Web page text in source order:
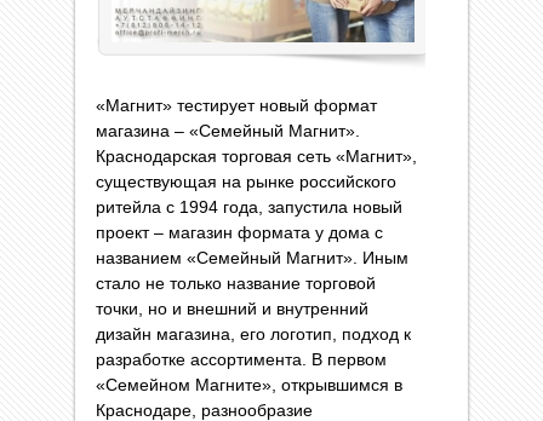
«Магнит» тестирует новый формат
магазина – «Семейный Магнит».
Краснодарская торговая сеть «Магнит»,
существующая на рынке российского
ритейла с 1994 года, запустила новый
проект – магазин формата у дома с
названием «Семейный Магнит». Иным
стало не только название торговой
точки, но и внешний и внутренний
дизайн магазина, его логотип, подход к
разработке ассортимента. В первом
«Семейном Магните», открывшимся в
Краснодаре, разнообразие